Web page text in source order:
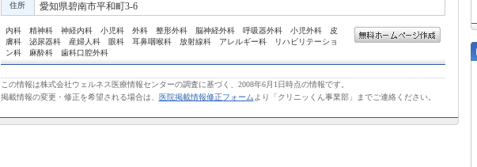
住所 愛知県碧南市平和町3-6
内科 精神科 神経内科 小児科 外科 整形外科 脳神経外科 呼吸器外科 小児外科 皮
膚科 泌尿器科 産婦人科 眼科 耳鼻咽喉科 放射線科 アレルギー科 リハビリテーショ
ン科 麻酔科 歯科口腔外科
この情報は株式会社ウェルネス医療情報センターの調査に基づく、2008年6月1日時点の情報です。
掲載情報の変更・修正を希望される場合は、
医院掲載情報修正フォーム より「クリニッくん事業部」までご連絡ください。